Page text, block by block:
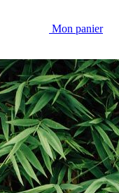
Mon panier